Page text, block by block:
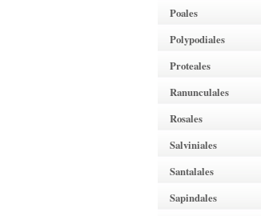
Poales
Polypodiales
Proteales
Ranunculales
Rosales
Salviniales
Santalales
Sapindales